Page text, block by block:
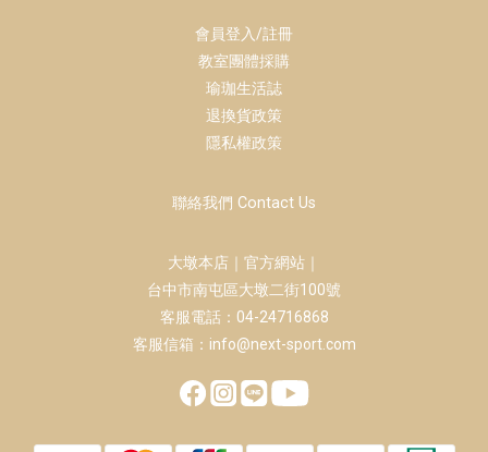
會員登入/註冊
教室團體採購
瑜珈生活誌
退換貨政策
隱私權政策
聯絡我們 Contact Us
大墩本店｜官方網站｜
台中市南屯區大墩二街100號
客服電話：04-24716868
客服信箱：info@next-sport.com